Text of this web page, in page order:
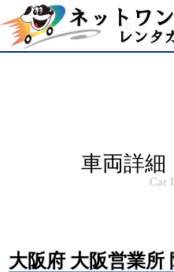
Warning: Undefined array key
/home/drpnw/netwankun.com/
line15
車両詳細
Car
大阪府 大阪営業所